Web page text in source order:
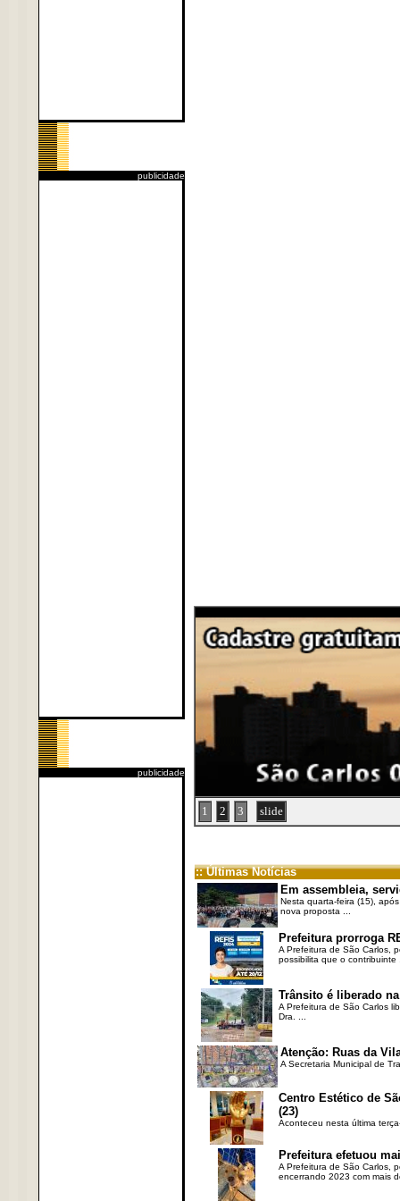
publicidade
publicidade
1 2 3 slide
:: Últimas Notícias
Em assembleia,
Nesta quarta-feira (15),
nova proposta ...
Prefeitura prorroga
A Prefeitura de São Carlos,
possibilita que o contribuinte
Trânsito é liberado
A Prefeitura de São Carlos
Dra. ...
Atenção: Ruas da
A Secretaria Municipal de
Centro Estético de
(23)
Aconteceu nesta última
Prefeitura efetuou
A Prefeitura de São Carlos,
encerrando 2023 com mais